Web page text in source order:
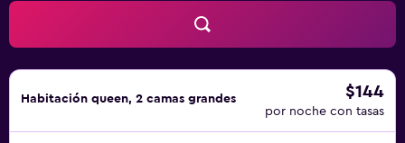
Habitación queen, 2 camas grandes $144
por noche con tasas